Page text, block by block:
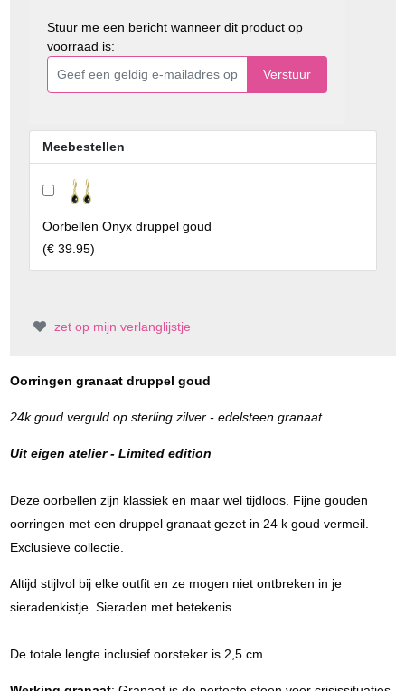
Stuur me een bericht wanneer dit product op
voorraad is:
Verstuur
Meebestellen
Oorbellen Onyx druppel goud
(€ 39.95)
zet op mijn verlanglijstje
Oorringen granaat druppel goud
24k goud verguld op sterling zilver - edelsteen granaat
Uit eigen atelier - Limited edition
Deze oorbellen zijn klassiek en maar wel tijdloos. Fijne gouden
oorringen met een druppel granaat gezet in 24 k goud vermeil.
Exclusieve collectie.
Altijd stijlvol bij elke outfit en ze mogen niet ontbreken in je
sieradenkistje. Sieraden met betekenis.
De totale lengte inclusief oorsteker is 2,5 cm.